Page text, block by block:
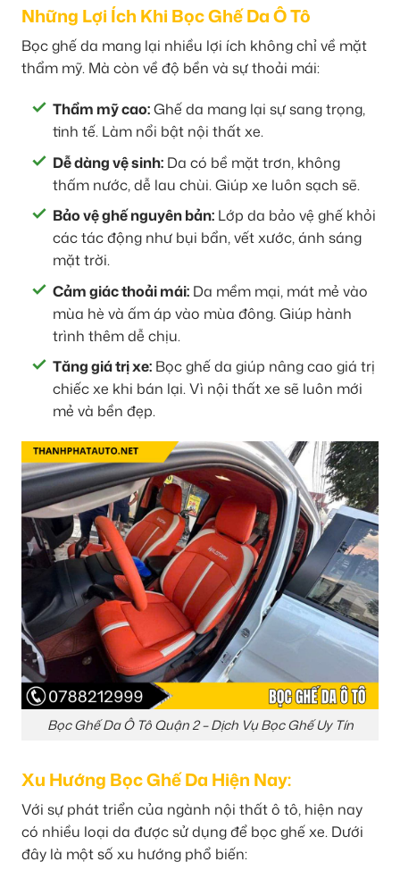
Những Lợi Ích Khi Bọc Ghế Da Ô Tô
Bọc ghế da mang lại nhiều lợi ích không chỉ về mặt
thẩm mỹ. Mà còn về độ bền và sự thoải mái:
Thẩm mỹ cao:Ghế da mang lại sự sang trọng,
tinh tế. Làm nổi bật nội thất xe.
Dễ dàng vệ sinh: Da có bề mặt trơn, không
thấm nước, dễ lau chùi. Giúp xe luôn sạch sẽ.
Bảo vệ ghế nguyên bản: Lớp da bảo vệ ghế khỏi
các tác động như bụi bẩn, vết xước, ánh sáng
mặt trời.
Cảm giác thoải mái: Da mềm mại, mát mẻ vào
mùa hè và ấm áp vào mùa đông. Giúp hành
trình thêm dễ chịu.
Tăng giá trị xe: Bọc ghế da giúp nâng cao giá trị
chiếc xe khi bán lại. Vì nội thất xe sẽ luôn mới
mẻ và bền đẹp.
Bọc Ghế Da Ô Tô Quận 2 – Dịch Vụ Bọc Ghế Uy Tín
Xu Hướng Bọc Ghế Da Hiện Nay:
Với sự phát triển của ngành nội thất ô tô, hiện nay
có nhiều loại da được sử dụng để bọc ghế xe. Dưới
đây là một số xu hướng phổ biến: